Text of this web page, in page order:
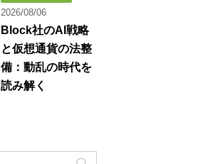
2026/08/06
Block社のAI戦略
と仮想通貨の法整
備：動乱の時代を
読み解く